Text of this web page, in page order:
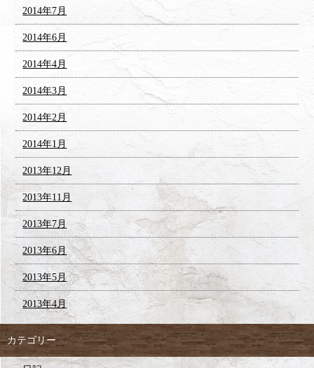
2014年7月
2014年6月
2014年4月
2014年3月
2014年2月
2014年1月
2013年12月
2013年11月
2013年7月
2013年6月
2013年5月
2013年4月
カテゴリー